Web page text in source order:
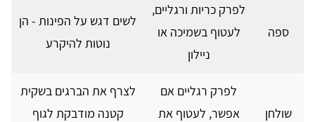
ספה
לפרק כריות ורגליים,
לעטוף בשמיכה או
ניילון
לשים דגש על הפינות - הן
נוטות להיקרע
שולחן
לפרק רגליים אם
אפשר, לעטוף את
לצרף את הברגים בשקית
קטנה מודבקת לגוף